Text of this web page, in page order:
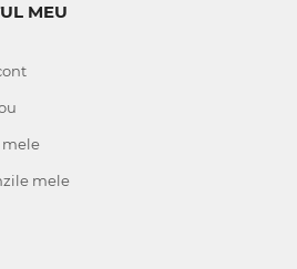
MEU
mele
mele